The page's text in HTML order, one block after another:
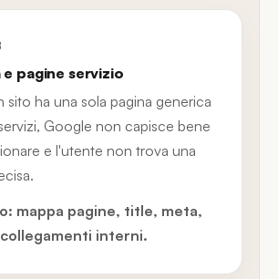
pagine servizio
sito ha una sola pagina generica
Google non capisce bene
e l'utente non trova una
mappa pagine, title, meta,
collegamenti interni.